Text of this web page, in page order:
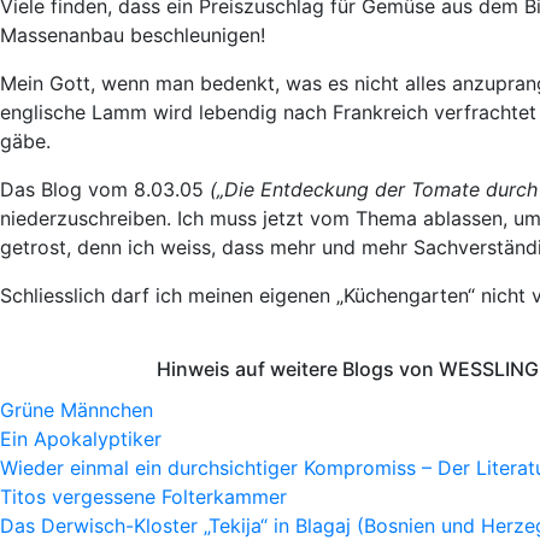
Viele finden, dass ein Preiszuschlag für Gemüse aus
Massenanbau beschleunigen!
Mein Gott, wenn man bedenkt, was es nicht alles
englische Lamm wird lebendig nach Frankreich
gäbe.
Das Blog vom 8.03.05 („Die Entdeckung der Tomate
niederzuschreiben. Ich muss jetzt vom Thema ablassen,
getrost, denn ich weiss, dass mehr und mehr
Schliesslich darf ich meinen eigenen „Küchengarten“ nicht
Hinweis auf weitere Blogs von
Grüne Männchen
Ein Apokalyptiker
Wieder einmal ein durchsichtiger Kompromiss – Der
Titos vergessene Folterkammer
Das Derwisch-Kloster „Tekija“ in Blagaj (Bosnien und